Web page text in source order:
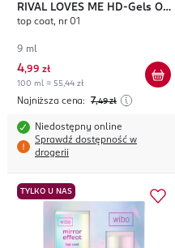
RIVAL LOVES ME HD-Gels On
The Go
top coat, nr 01
9 ml
4,99 zł
100 ml = 55,44 zł
Najniższa cena: 7,49 zł
Niedostępny online
Sprawdź dostępność w
drogerii
TYLKO U NAS